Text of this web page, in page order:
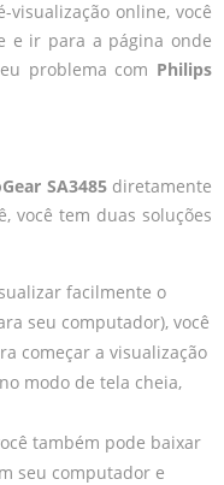
visualização online, você
e ir para a página onde
problema com Philips
SA3485diretamente
você tem duas soluções
facilmente o
seu computador), você
começar a visualização
modo de tela cheia,
também pode baixar
seu computador e